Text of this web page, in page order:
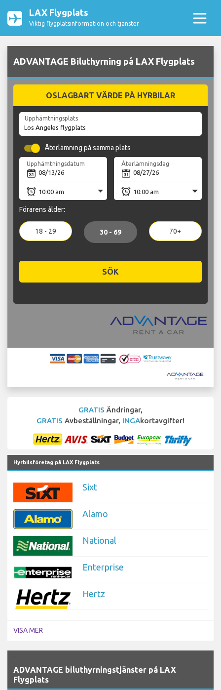
LAX Flygplats
Viktig flygplatsinformation och tjänster
ADVANTAGE Biluthyrning på LAX Flygplats
OSLAGBART VÄRDE PÅ HYRBILAR
Upphämtningsplats
Återlämning på samma plats
Upphämtningsdatum Återlämningsdag
Förarens ålder:
18 - 29 30 - 69 70+
SÖK
GRATIS Ändringar,
GRATIS Avbeställningar, INGAkortavgifter!
Hyrbilsföretag på LAX Flygplats
Sixt
Alamo
National
Enterprise
Hertz
VISA MER
ADVANTAGE biluthyrningstjänster på LAX
Flygplats